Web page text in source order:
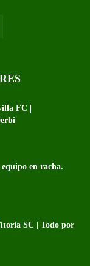
FC |
en racha.
SC | Todo por